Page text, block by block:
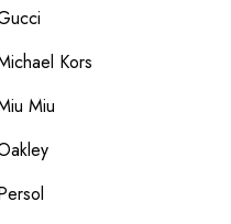
Kors
Miu